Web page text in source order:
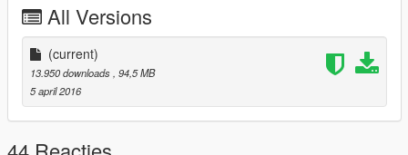
All Versions
(current)
13.950 downloads , 94,5 MB
5 april 2016